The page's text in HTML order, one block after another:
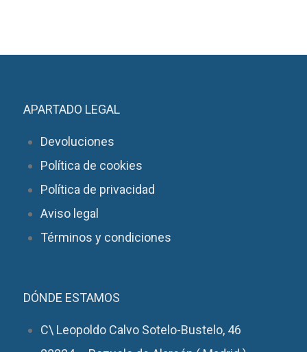
APARTADO LEGAL
Devoluciones
Política de cookies
Política de privacidad
Aviso legal
Términos y condiciones
DÓNDE ESTAMOS
C\ Leopoldo Calvo Sotelo-Bustelo, 46